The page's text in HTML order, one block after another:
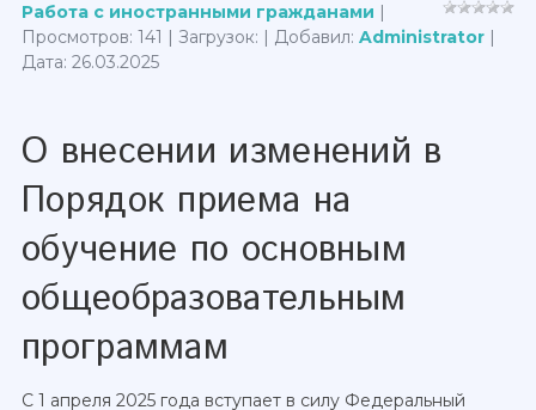
Работа с иностранными гражданами |
Просмотров: 141 | Загрузок: | Добавил: Administrator |
Дата: 26.03.2025
О внесении изменений в
Порядок приема на
обучение по основным
общеобразовательным
программам
С 1 апреля 2025 года вступает в силу Федеральный